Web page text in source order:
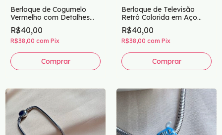
Berloque de Cogumelo
Vermelho com Detalhes
Brancos – Charm em Aço
Inox para Pulseiras
R$40,00
R$38,00 com Pix
Comprar
Berloque de Televisão
Retrô Colorida em Aço
Inox – Charm Compatível
com Pulseiras de
Berloques
R$40,00
R$38,00 com Pix
Comprar